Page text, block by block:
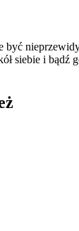
być
siebie i bądź